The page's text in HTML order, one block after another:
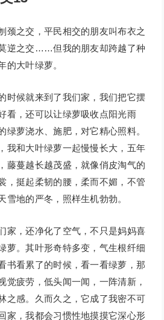
之交，平民相交的朋友叫布衣之
逆之交……但我的朋友却跨越了种
的大叶绿萝。
候就来到了我们家，我们把它摆
看，还可以让绿萝吸收点阳光雨
绿萝浇水、施肥，对它精心照料。
我和大叶绿萝一起慢慢长大，五年
藤蔓越长越茂盛，就像俏皮淘气的
，挺起柔韧的腰，柔而不媚，不管
雪地的严冬，照样生机勃勃。
，还净化了空气，不只是妈妈喜
萝。其叶形奇特多变，气生根纤细
书看累了的时候，看一看绿萝，那
觉疲劳，低头闻一闻，一阵清新，
之感。久而久之，它成了我密不可
家，我都会习惯性地摸摸它深心形